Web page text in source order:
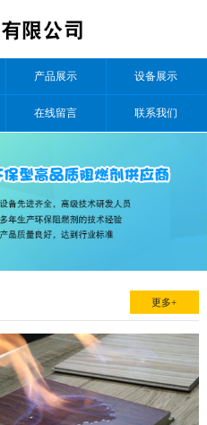
产品展示 设备展示
在线留言 联系我们
更多+